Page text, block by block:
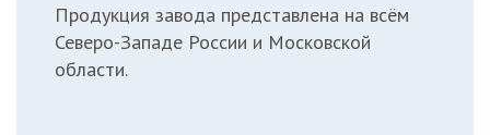
Продукция завода представлена на всём
Северо-Западе России и Московской
области.